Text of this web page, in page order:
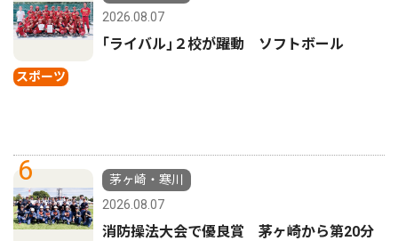
スポーツ
2026.08.07
｢ライバル｣２校が躍動 ソフトボール
6
茅ヶ崎・寒川
2026.08.07
消防操法大会で優良賞 茅ヶ崎から第20分